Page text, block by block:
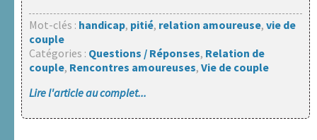
Liens
utiles
Actualités
Mot-clés : handicap, pitié, relation amoureuse, vie de
couple
Catégories : Questions / Réponses, Relation de
couple, Rencontres amoureuses, Vie de couple
Lire l'article au complet...